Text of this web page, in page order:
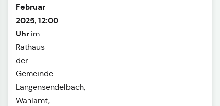
Februar
2025, 12:00
Uhr im
Rathaus
der
Gemeinde
Langensendelbach,
Wahlamt,